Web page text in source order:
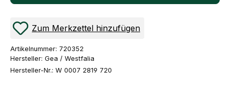
Zum Merkzettel hinzufügen
Artikelnummer: 720352
Hersteller: Gea / Westfalia
Hersteller-Nr.: W 0007 2819 720